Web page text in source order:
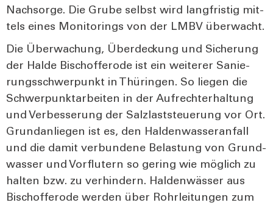
Nach­sor­ge. Die Gru­be selbst wird lang­fris­tig mit­
tels eines Moni­to­rings von der LMBV über­wacht.
Die Über­wa­chung, Über­de­ckung und Siche­rung
der Hal­de Bisch­of­fero­de ist ein wei­te­rer Sanie­
rungs­schwer­punkt in Thü­rin­gen. So lie­gen die
Schwer­punk­t­ar­bei­ten in der Auf­recht­erhal­tung
und Ver­bes­se­rung der Salz­last­steue­rung vor Ort.
Grund­an­lie­gen ist es, den Hal­den­was­ser­an­fall
und die damit ver­bun­de­ne Belas­tung von Grund­
was­ser und Vor­flu­tern so gering wie mög­lich zu
hal­ten bzw. zu ver­hin­dern. Hal­den­wäs­ser aus
Bisch­of­fero­de wer­den über Rohr­lei­tun­gen zum